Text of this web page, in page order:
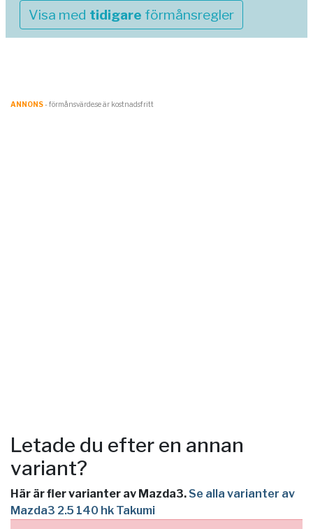
Visa med tidigare förmånsregler
ANNONS- förmånsvärde.se är kostnadsfritt
Letade du efter en annan
variant?
Här är fler varianter av Mazda3. Se alla varianter av
Mazda3 2.5 140 hk Takumi